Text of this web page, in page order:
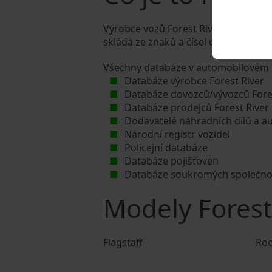
Výrobce vozů Forest River přiděluje
skládá ze znaků a čísel o celkové
Všechny databáze v
Databáze výrobce Forest River
Databáze dovozců/vývozců
Databáze prodejců Forest River
Dodavatelé náhradních dílů a
Národní registr vozidel
Policejní databáze
Databáze pojišťoven
Databáze soukromých
Modely
Flagstaff